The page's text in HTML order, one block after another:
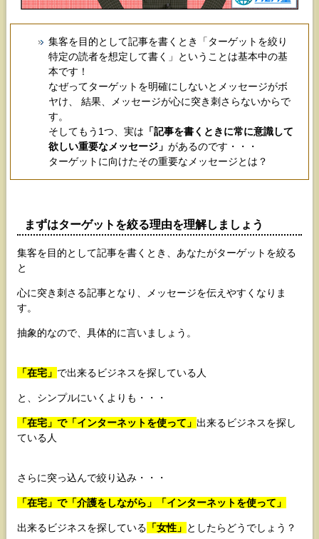
集客を目的として記事を書くとき「ターゲットを絞り
特定の読者を想定して書く」ということは基本中の基
本です！
なぜってターゲットを明確にしないとメッセージがボ
ヤけ、 結果、メッセージが心に突き刺さらないからで
す。
そしてもう1つ、実は 「記事を書くときに常に意識して
欲しい重要なメッセージ」 があるのです・・・
ターゲットに向けたその重要なメッセージとは？
まずはターゲットを絞る理由を理解しましょう
集客を目的として記事を書くとき、あなたがターゲットを絞る
と
心に突き刺さる記事となり、メッセージを伝えやすくなりま
す。
抽象的なので、具体的に言いましょう。
「在宅」 で出来るビジネスを探している人
と、シンプルにいくよりも・・・
「在宅」で「インターネットを使って」 出来るビジネスを探し
ている人
さらに突っ込んで絞り込み・・・
「在宅」で「介護をしながら」「インターネットを使って」
出来るビジネスを探している 「女性」 としたらどうでしょう？